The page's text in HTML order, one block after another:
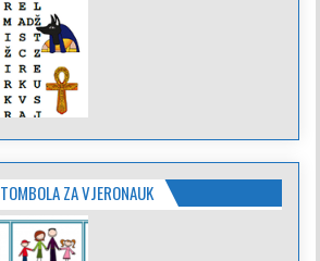
TOMBOLA ZA VJERONAUK